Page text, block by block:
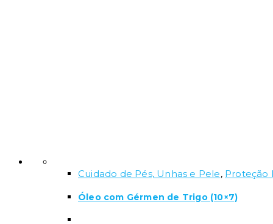
Cuidado de Pés, Unhas e Pele, Proteção
Óleo com Gérmen de Trigo (10×7)